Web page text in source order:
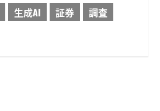
生成AI 証券
調査